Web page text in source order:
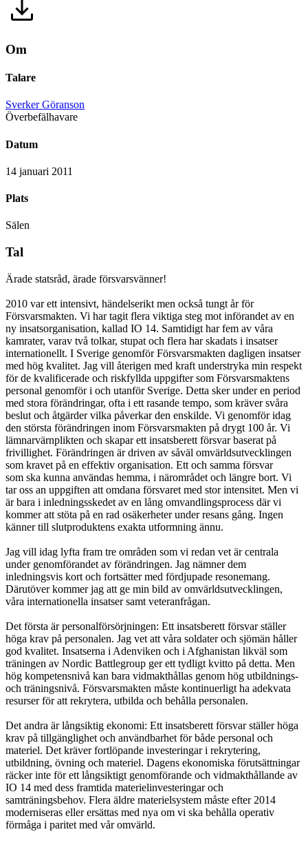
Om
Talare
Sverker Göranson
Överbefälhavare
Datum
14 januari 2011
Plats
Sälen
Tal
Ärade statsråd, ärade försvarsvänner!
2010 var ett intensivt, händelserikt men också tungt år för
Försvarsmakten. Vi har tagit flera viktiga steg mot införandet av en
ny insatsorganisation, kallad IO 14. Samtidigt har fem av våra
kamrater, varav två tolkar, stupat och flera har skadats i insatser
internationellt. I Sverige genomför Försvarsmakten dagligen insatser
med hög kvalitet. Jag vill återigen med kraft understryka min respekt
för de kvalificerade och riskfyllda uppgifter som Försvarsmaktens
personal genomför i och utanför Sverige. Detta sker under en period
med stora förändringar, ofta i ett rasande tempo, som kräver svåra
beslut och åtgärder vilka påverkar den enskilde. Vi genomför idag
den största förändringen inom Försvarsmakten på drygt 100 år. Vi
lämnarvärnplikten och skapar ett insatsberett försvar baserat på
frivillighet. Förändringen är driven av såväl omvärldsutvecklingen
som kravet på en effektiv organisation. Ett och samma försvar
som ska kunna användas hemma, i närområdet och längre bort. Vi
tar oss an uppgiften att omdana försvaret med stor intensitet. Men vi
är bara i inledningsskedet av en lång omvandlingsprocess där vi
kommer att stöta på en rad osäkerheter under resans gång. Ingen
känner till slutproduktens exakta utformning ännu.
Jag vill idag lyfta fram tre områden som vi redan vet är centrala
under genomförandet av förändringen. Jag nämner dem
inledningsvis kort och fortsätter med fördjupade resonemang.
Därutöver kommer jag att ge min bild av omvärldsutvecklingen,
våra internationella insatser samt veteranfrågan.
Det första är personalförsörjningen: Ett insatsberett försvar ställer
höga krav på personalen. Jag vet att våra soldater och sjömän håller
god kvalitet. Insatserna i Adenviken och i Afghanistan likväl som
träningen av Nordic Battlegroup ger ett tydligt kvitto på detta. Men
hög kompetensnivå kan bara vidmakthållas genom hög utbildnings-
och träningsnivå. Försvarsmakten måste kontinuerligt ha adekvata
resurser för att rekrytera, utbilda och behålla personalen.
Det andra är långsiktig ekonomi: Ett insatsberett försvar ställer höga
krav på tillgänglighet och användbarhet för både personal och
materiel. Det kräver fortlöpande investeringar i rekrytering,
utbildning, övning och materiel. Dagens ekonomiska förutsättningar
räcker inte för ett långsiktigt genomförande och vidmakthållande av
IO 14 med dess framtida materielinvesteringar och
samträningsbehov. Flera äldre materielsystem måste efter 2014
moderniseras eller ersättas med nya om vi ska behålla operativ
förmåga i paritet med vår omvärld.